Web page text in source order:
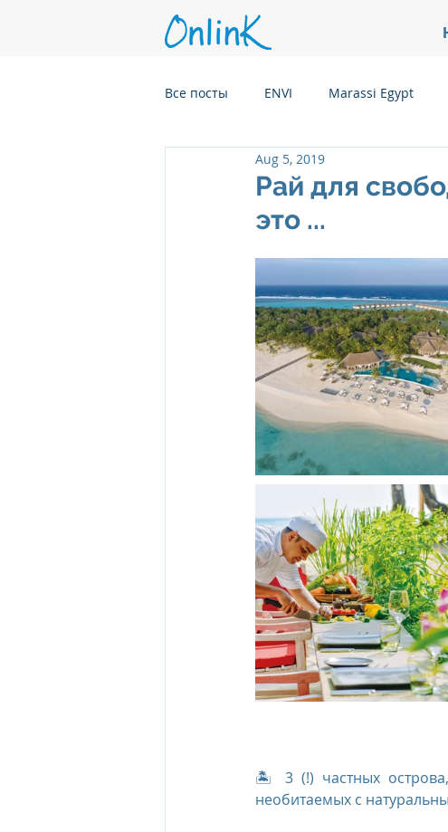
Все посты ENVI Marassi Egypt
Six Senses Kanuhura, Maldives
Six Senses Rome, Italy Six Senses
Six Senses CransMontana Switzerland
The Oberoi Beach Resort Mauritius
The Oberoi Dubai, UAE The Oberoi
The Oberoi, Marrakech
Al Zorah Beach Resort Sun Resorts
Рай для
это ...
Aug 5, 2019
🏝️ 3 (!) частных
необитаемых с